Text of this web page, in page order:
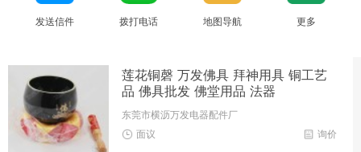
发送信件 拨打电话 地图导航 更多
莲花铜磬 万发佛具 拜神用具 铜工艺
品 佛具批发 佛堂用品 法器
东莞市横沥万发电器配件厂
询价
面议